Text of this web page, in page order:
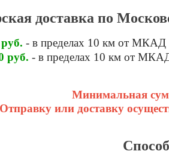
доставка по
руб. - в пределах 10 км от МКАД
руб. - в пределах 10 км от
Минимальная
Отправку или доставку